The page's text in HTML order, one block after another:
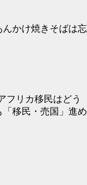
かけ焼きそばは忘
フリカ移民はどう
移民・売国」進め